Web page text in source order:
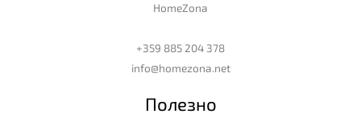
HomeZona
+359 885 204 378
info@homezona.net
Полезно